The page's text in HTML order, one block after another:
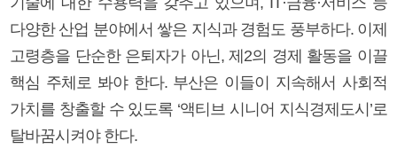
다양한 산업 분야에서 쌓은 지식과 경험도 풍부하다. 이제
고령층을 단순한 은퇴자가 아닌, 제2의 경제 활동을 이끌
핵심 주체로 봐야 한다. 부산은 이들이 지속해서 사회적
가치를 창출할 수 있도록 ‘액티브 시니어 지식경제도시’로
탈바꿈시켜야 한다.